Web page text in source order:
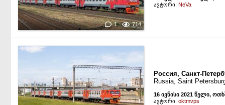
1 714
ავტორი: NeVa
Россия, Санкт-
Russia, Saint
16 ივნისი 2021 წელი,
ავტორი: oktmvps